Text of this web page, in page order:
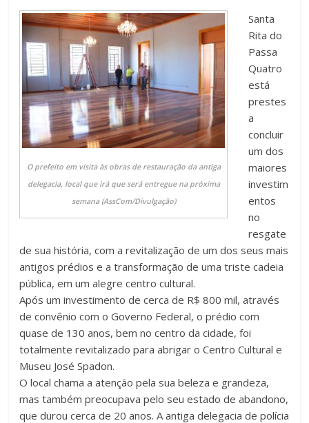
O prefeito em visita às obras de restauração da antiga
delegacia, local que irá que será entregue na próxima
semana (AssCom/Divulgação)
Santa
Rita do
Passa
Quatro
está
prestes
a
concluir
um dos
maiores
investim
entos
no
resgate
de sua história, com a revitalização de um dos seus mais
antigos prédios e a transformação de uma triste cadeia
pública, em um alegre centro cultural.
Após um investimento de cerca de R$ 800 mil, através
de convênio com o Governo Federal, o prédio com
quase de 130 anos, bem no centro da cidade, foi
totalmente revitalizado para abrigar o Centro Cultural e
Museu José Spadon.
O local chama a atenção pela sua beleza e grandeza,
mas também preocupava pelo seu estado de abandono,
que durou cerca de 20 anos. A antiga delegacia de polícia